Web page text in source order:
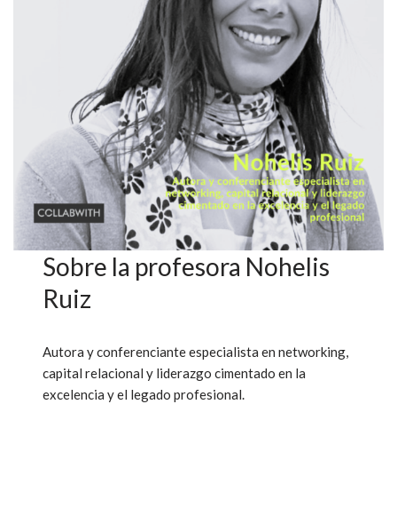
Sobre la profesora Nohelis
Ruiz
Autora y conferenciante especialista en networking,
capital relacional y liderazgo cimentado en la
excelencia y el legado profesional.